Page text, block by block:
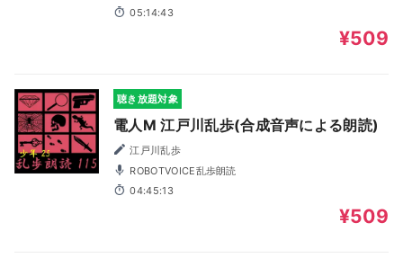
05:14:43
¥509
聴き放題対象
電人M 江戸川乱歩(合成音声による朗読)
江戸川乱歩
ROBOTVOICE乱歩朗読
04:45:13
¥509